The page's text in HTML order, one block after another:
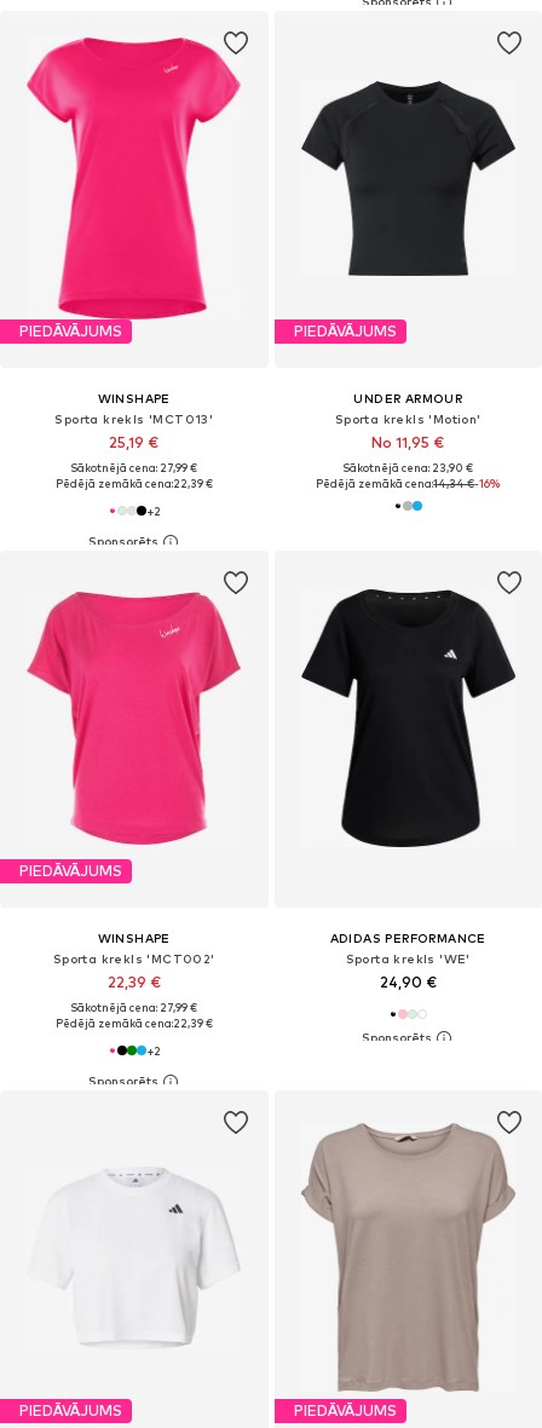
PIEDĀVĀJUMS
WINSHAPE
Sporta krekls 'MCT013'
25,19 €
Sākotnējā cena: 27,99 €
Pēdējā zemākā cena:22,39 €
+2
PIEDĀVĀJUMS
UNDER ARMOUR
Sporta krekls 'Motion'
No 11,95 €
Sākotnējā cena: 23,90 €
Pēdējā zemākā cena:14,34 €-16%
PIEDĀVĀJUMS
WINSHAPE
Sporta krekls 'MCT002'
22,39 €
Sākotnējā cena: 27,99 €
Pēdējā zemākā cena:22,39 €
+2
ADIDAS PERFORMANCE
Sporta krekls 'WE'
24,90 €
PIEDĀVĀJUMS PIEDĀVĀJUMS